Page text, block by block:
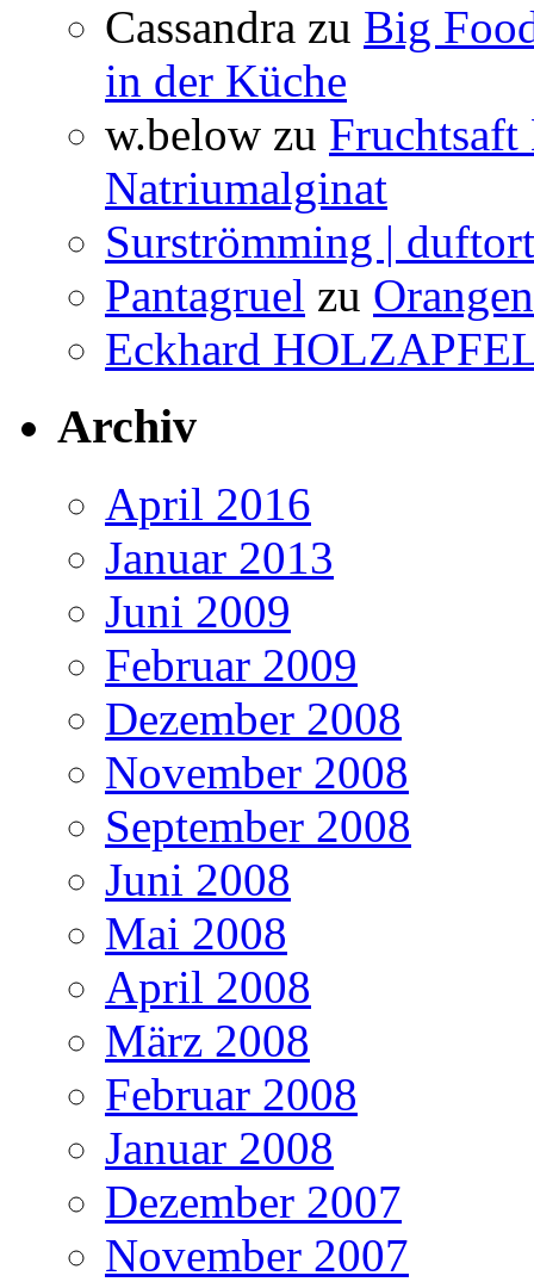
Cassandra zu Big
in der Küche
w.below zu
Natriumalginat
Surströmming |
Pantagruel zu
Eckhard
Archiv
April 2016
Januar 2013
Juni 2009
Februar 2009
Dezember 2008
November 2008
September 2008
Juni 2008
Mai 2008
April 2008
März 2008
Februar 2008
Januar 2008
Dezember 2007
November 2007